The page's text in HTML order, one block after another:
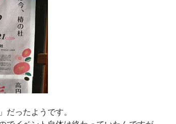
だったようです。